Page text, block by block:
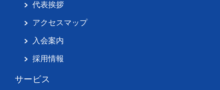
代表挨拶
アクセスマップ
入会案内
採用情報
サービス